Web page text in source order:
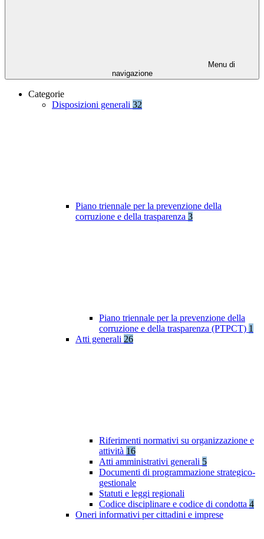
Menu di
navigazione
Categorie
Disposizioni generali 32
Piano triennale per la prevenzione della
corruzione e della trasparenza 3
Piano triennale per la prevenzione della
corruzione e della trasparenza (PTPCT) 1
Atti generali 26
Riferimenti normativi su organizzazione e
attività 16
Atti amministrativi generali 5
Documenti di programmazione strategico-
gestionale
Statuti e leggi regionali
Codice disciplinare e codice di condotta 4
Oneri informativi per cittadini e imprese